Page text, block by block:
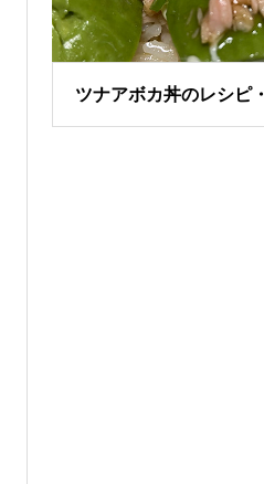
ツナアボカ丼のレシピ